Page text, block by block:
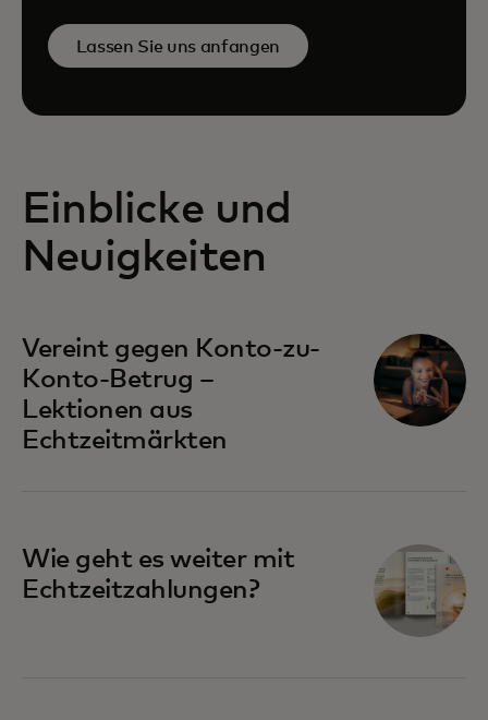
Lassen Sie uns anfangen
Einblicke und
Neuigkeiten
Vereint gegen Konto-zu-
Konto-Betrug –
Lektionen aus
Echtzeitmärkten
Wie geht es weiter mit
Echtzeitzahlungen?